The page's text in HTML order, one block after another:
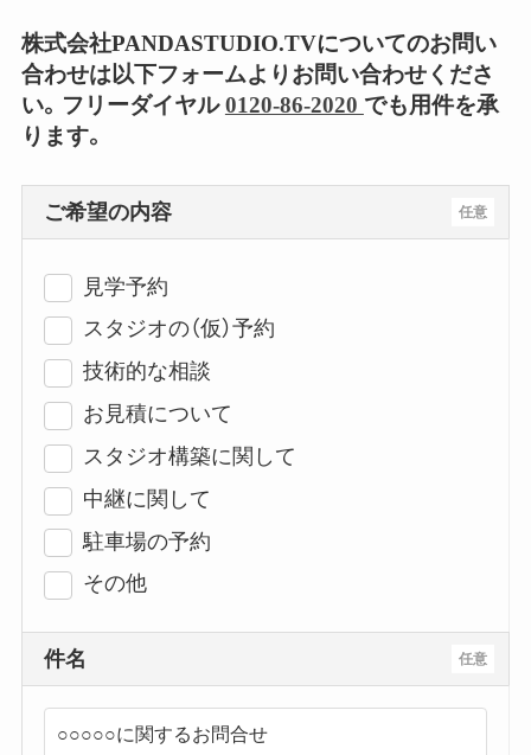
株式会社PANDASTUDIO.TVについてのお問い
合わせは以下フォームよりお問い合わせくださ
い。フリーダイヤル0120-86-2020 でも用件を承
ります。
任意
ご希望の内容
見学予約
スタジオの（仮）予約
技術的な相談
お見積について
スタジオ構築に関して
中継に関して
駐車場の予約
その他
任意
件名